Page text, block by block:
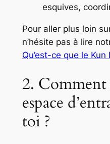
esquives,
Pour aller plus loin
n’hésite pas à lire
Qu’est-ce que le Kun
2.
espace
toi ?